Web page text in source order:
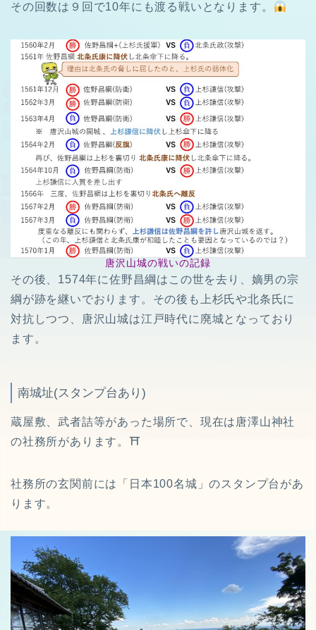
その回数は９回で10年にも渡る戦いとなります。
唐沢山城の戦いの記録
その後、1574年に佐野昌綱はこの世を去り、嫡男の宗
綱が跡を継いでおります。その後も上杉氏や北条氏に
対抗しつつ、唐沢山城は江戸時代に廃城となっており
ます。
南城址(スタンプ台あり)
蔵屋敷、武者詰等があった場所で、現在は唐澤山神社
の社務所があります。⛩
社務所の玄関前には「日本100名城」のスタンプ台があ
ります。